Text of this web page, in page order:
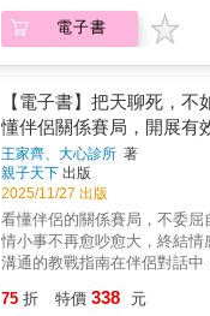
不要和前任約會。🚫不要和附
不要去任何人的家裡。🚫最重
入愛河。茉莉註冊了約會網站
己閃閃發亮，不再是照顧小
等待丈夫的妻子，而是個「女
與告別的輪迴中，茉莉與史都
條規則，讓茉莉在嫉妒與不安
沉，不斷懷疑開放式關係究竟
來什麼？在喜悅與心痛交錯的
覆詢問自己：「茉莉呀，這樣
意味著什麼？」因著這段開放
了個洞，只有當自己將破洞修
頓郵報》❤️溫暖推薦High媽心
取向伴侶治療國際認證心理師
揚 Sex Chat談性說愛「麻
婚姻嗎？」十三歲的兒子丹尼
的低沉嗓音問茉莉，讓她想起
式婚姻的那個夜晚——在看顧
裡、等待丈夫史都……每日輪
中，茉莉只能抽出片刻喘息，
識年輕瀟灑的麥特。而當史都
簡訊，本應該是天崩地裂的婚
反應竟是：「衝吧。去抓住婚
東西。」兩人意外踏上了開放
電子書
【電子書】把天聊死，不
懂伴侶關係賽局，開展有
話
王家齊、大心診所 著
親子天下 出版
2025/11/27 出版
看懂伴侶的關係賽局，不委屈
情小事不再愈吵愈大，終結情
溝通的教戰指南在伴侶對話中
不是個性不合，而是陷入對立
75 折 特價 338 元